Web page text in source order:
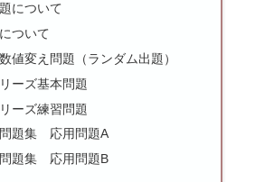
について
ついて
値変え問題（ランダム出題）
ーズ基本問題
ーズ練習問題
題集 応用問題A
題集 応用問題B